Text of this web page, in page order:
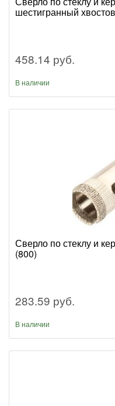
шестигранный
458.14 руб.
В наличии
Сверло по стеклу и
(800)
283.59 руб.
В наличии